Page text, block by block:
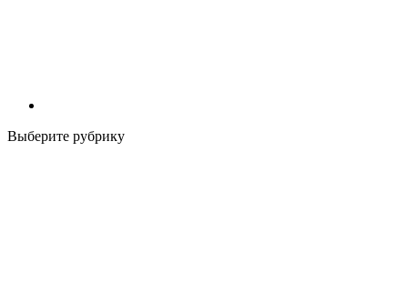
Выберите рубрику